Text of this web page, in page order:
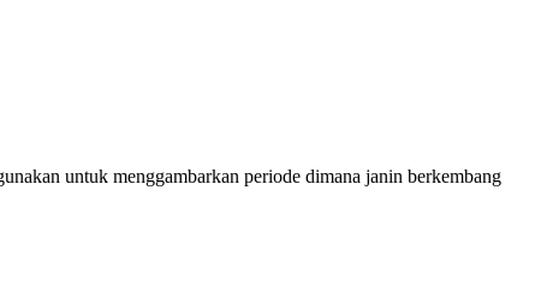
untuk menggambarkan periode dimana janin berkembang